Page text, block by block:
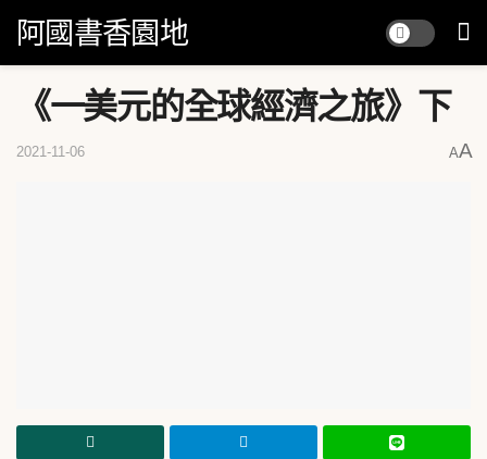
阿國書香園地
《一美元的全球經濟之旅》下
2021-11-06 AA